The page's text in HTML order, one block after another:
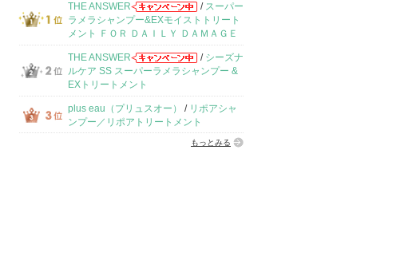
THE ANSWER / スーパー
ラメラシャンプー&EXモイストトリート
メント ＦＯＲ ＤＡＩＬＹ ＤＡＭＡＧＥ
THE ANSWER / シーズナ
ルケア SS スーパーラメラシャンプー &
EXトリートメント
plus eau（プリュスオー） / リポアシャ
ンプー／リポアトリートメント
もっとみる